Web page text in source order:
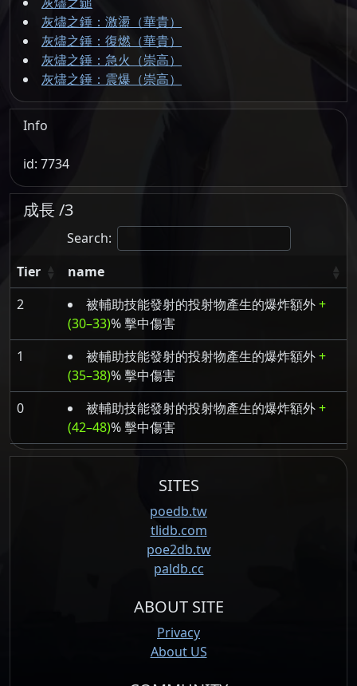
灰燼之錘：激盪（華貴）
灰燼之錘：復燃（華貴）
灰燼之錘：急火（崇高）
灰燼之錘：震爆（崇高）
Info
id: 7734
成長 /3
Search:
Tier
name
2
被輔助技能發射的投射物產生的爆炸額外+
(30–33)% 擊中傷害
1
被輔助技能發射的投射物產生的爆炸額外+
(35–38)% 擊中傷害
0
被輔助技能發射的投射物產生的爆炸額外+
(42–48)% 擊中傷害
SITES
poedb.tw
tlidb.com
poe2db.tw
paldb.cc
ABOUT SITE
Privacy
About US